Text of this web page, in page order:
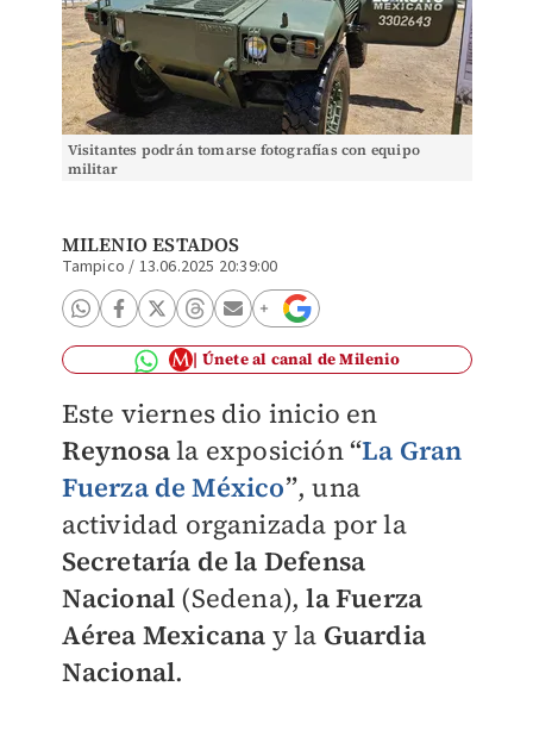
Visitantes podrán tomarse fotografías con equipo
militar
MILENIO ESTADOS
Tampico / 13.06.2025 20:39:00
Únete al canal de Milenio
Este viernes dio inicio en
Reynosala exposición“La Gran
Fuerza de México”, una
actividad organizada por la
Secretaría de la Defensa
Nacional (Sedena),la Fuerza
Aérea Mexicana y la Guardia
Nacional.